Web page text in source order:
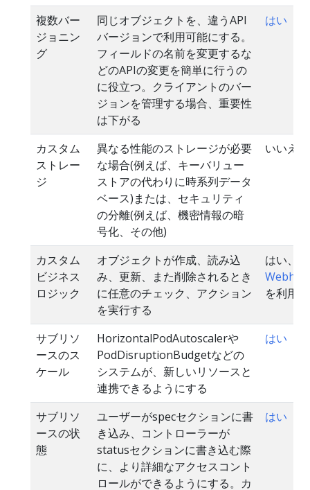
複数バー
ジョニン
グ
同じオブジェクトを、違うAPI
バージョンで利用可能にする。
フィールドの名前を変更するな
どのAPIの変更を簡単に行うの
に役立つ。クライアントのバー
ジョンを管理する場合、重要性
は下がる
はい
カスタム
ストレー
ジ
異なる性能のストレージが必要
な場合(例えば、キーバリュー
ストアの代わりに時系列データ
ベース)または、セキュリティ
の分離(例えば、機密情報の暗
号化、その他)
いいえ
カスタム
ビジネス
ロジック
オブジェクトが作成、読み込
み、更新、また削除されるとき
に任意のチェック、アクション
を実行する
はい、
を利用
サブリソ
ースのス
ケール
HorizontalPodAutoscalerや
PodDisruptionBudgetなどの
システムが、新しいリソースと
連携できるようにする
はい
サブリソ
ースの状
態
ユーザーがspecセクションに書
き込み、コントローラーが
statusセクションに書き込む際
に、より詳細なアクセスコント
ロールができるようにする。カ
はい